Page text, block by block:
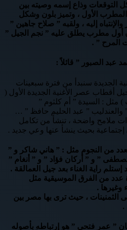
وذاع إسمه وصيته بين
المطرب الأول ، وتميز بلون وشكل
إليه ، ولقبه ” صلاح جاهين ”
أول مطرب يطلق عليه ” نجم الجيل ”
المرح ” .
عبد الصبور ” قائلاً :
الجديدة سنبدأ من فترة سبعينات
أقطاب عصر الأغنية الجديدة الأول (
) مثل : السيدة ” أم كلثوم ”
والعندليب ” عبد الحليم حافظ ” …
ذات ملامح واضحة ، تنشأ من تكامل
بحيث ينشأ عنها وعي جديد .
من النجوم مثل : ” هاني شاكر و ”
” و ” أركان فؤاد ” و ” أنغام ”
راية الغناء بعد جيل العمالقة .
من الفرق الموسيقية مثل
وغيرها .
الثمنينات ، حيث ترى بها مصر بين
.
” عمر فتحي ” هو إرتباطه بأصوله